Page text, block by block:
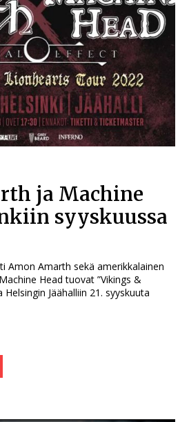
ja Machine
syyskuussa
Amon Amarth sekä amerikkalainen
Head tuovat ”Vikings &
Jäähalliin 21. syyskuuta